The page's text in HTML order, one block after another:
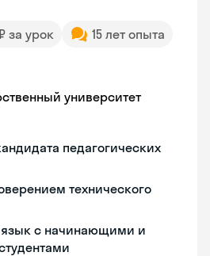
за урок
15 лет опыта
университет
педагогических
технического
с начинающими и